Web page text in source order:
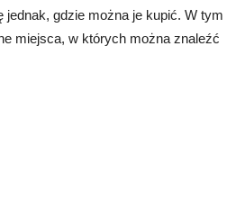
jednak, gdzie można je kupić. W tym
miejsca, w których można znaleźć